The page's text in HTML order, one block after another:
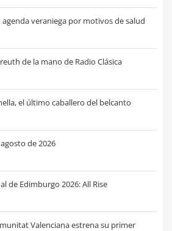
agenda veraniega por motivos de salud
de la mano de Radio Clásica
el último caballero del belcanto
de 2026
de Edimburgo 2026: All Rise
Valenciana estrena su primer